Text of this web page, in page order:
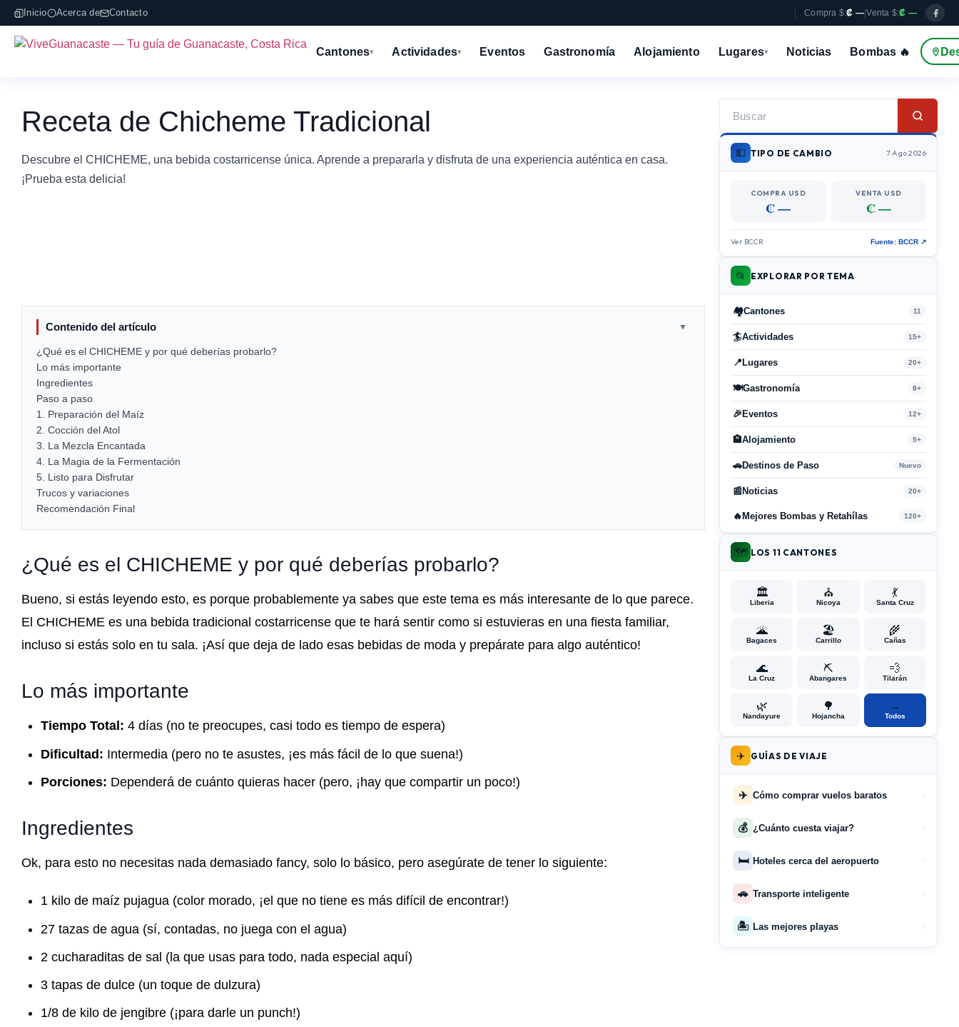
Inicio Acerca de Contacto Compra $:₡ — |Venta $:₡ —
Cantones▾ Actividades▾ Eventos Gastronomía Alojamiento Lugares▾ Noticias Bombas 🔥
Receta de Chicheme Tradicional
Descubre el CHICHEME, una bebida costarricense única. Aprende a prepararla y disfruta de una experiencia auténtica en casa.
¡Prueba esta delicia!
Contenido del artículo ▼
¿Qué es el CHICHEME y por qué deberías probarlo?
Lo más importante
Ingredientes
Paso a paso
1. Preparación del Maíz
2. Cocción del Atol
3. La Mezcla Encantada
4. La Magia de la Fermentación
5. Listo para Disfrutar
Trucos y variaciones
Recomendación Final
¿Qué es el CHICHEME y por qué deberías probarlo?
Bueno, si estás leyendo esto, es porque probablemente ya sabes que este tema es más interesante de lo que parece.
El CHICHEME es una bebida tradicional costarricense que te hará sentir como si estuvieras en una fiesta familiar,
incluso si estás solo en tu sala. ¡Así que deja de lado esas bebidas de moda y prepárate para algo auténtico!
Lo más importante
Tiempo Total: 4 días (no te preocupes, casi todo es tiempo de espera)
Dificultad: Intermedia (pero no te asustes, ¡es más fácil de lo que suena!)
Porciones: Dependerá de cuánto quieras hacer (pero, ¡hay que compartir un poco!)
Ingredientes
Ok, para esto no necesitas nada demasiado fancy, solo lo básico, pero asegúrate de tener lo siguiente:
1 kilo de maíz pujagua (color morado, ¡el que no tiene es más difícil de encontrar!)
27 tazas de agua (sí, contadas, no juega con el agua)
2 cucharaditas de sal (la que usas para todo, nada especial aquí)
3 tapas de dulce (un toque de dulzura)
1/8 de kilo de jengibre (¡para darle un punch!)
💵 TIPO DE CAMBIO 7 Ago 2026
COMPRA USD
₡ —
VENTA USD
₡ —
Ver BCCR Fuente: BCCR ↗
📂 EXPLORAR POR TEMA
🏘️Cantones 11
🏄Actividades 15+
📍 Lugares 20+
🍽️Gastronomía 8+
🎉 Eventos 12+
🏨Alojamiento 5+
🚗Destinos de Paso Nuevo
📰 Noticias 20+
🔥 Mejores Bombas y Retahílas 120+
🗺️ LOS 11 CANTONES
🏛️
Liberia
⛪
Nicoya
💃
Santa Cruz
🌋
Bagaces
🏖️
Carrillo
🌾
Cañas
🌊
La Cruz
⛏️
Abangares
💨
Tilarán
🌿
Nandayure
🌳
Hojancha
→
Todos
✈️ GUÍAS DE VIAJE
✈️ Cómo comprar vuelos baratos ›
💰 ¿Cuánto cuesta viajar? ›
🛏️ Hoteles cerca del aeropuerto ›
🚗 Transporte inteligente ›
🏝️ Las mejores playas ›